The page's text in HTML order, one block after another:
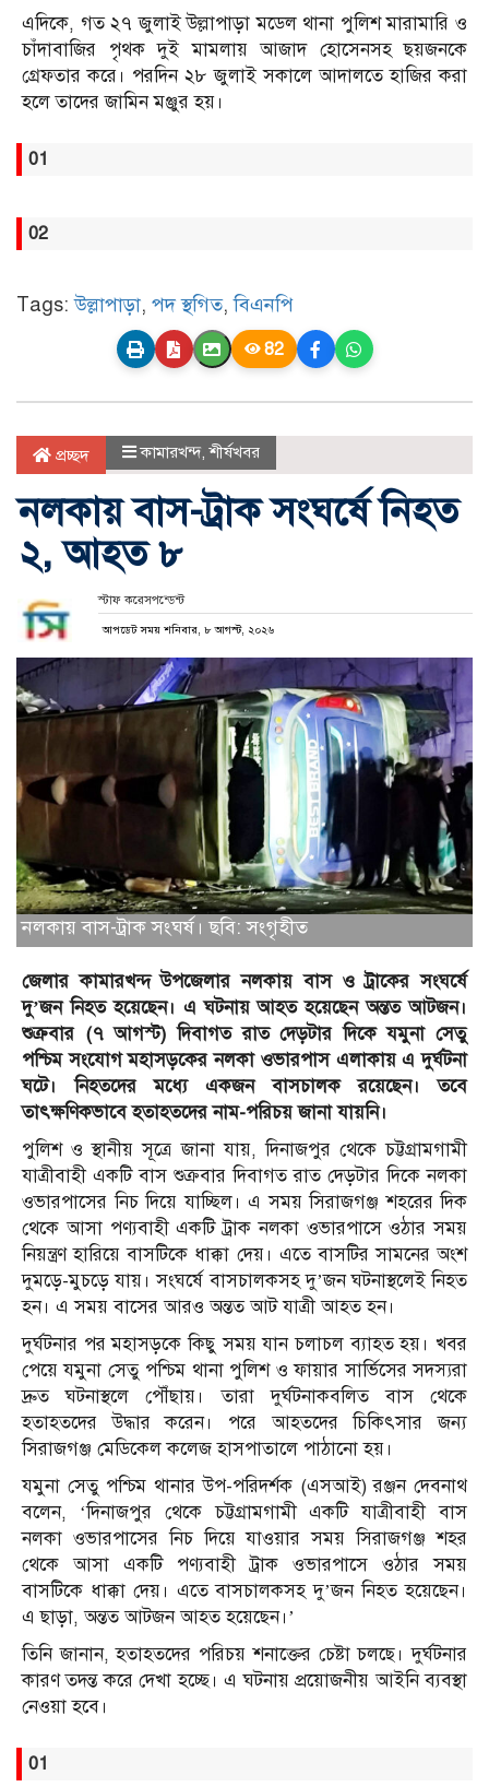
এদিকে, গত ২৭ জুলাই উল্লাপাড়া মডেল থানা পুলিশ মারামারি ও
চাঁদাবাজির পৃথক দুই মামলায় আজাদ হোসেনসহ ছয়জনকে
গ্রেফতার করে। পরদিন ২৮ জুলাই সকালে আদালতে হাজির করা
হলে তাদের জামিন মঞ্জুর হয়।
01
02
Tags:উল্লাপাড়া, পদ স্থগিত,বিএনপি
82
প্রচ্ছদ কামারখন্দ,শীর্ষখবর
নলকায় বাস-ট্রাক সংঘর্ষে নিহত
২, আহত ৮
স্টাফ করেসপন্ডেন্ট
আপডেট সময় শনিবার, ৮ আগস্ট, ২০২৬
নলকায় বাস-ট্রাক সংঘর্ষ। ছবি: সংগৃহীত
জেলার কামারখন্দ উপজেলার নলকায় বাস ও ট্রাকের সংঘর্ষে
দু’জন নিহত হয়েছেন। এ ঘটনায় আহত হয়েছেন অন্তত আটজন।
শুক্রবার (৭ আগস্ট) দিবাগত রাত দেড়টার দিকে যমুনা সেতু
পশ্চিম সংযোগ মহাসড়কের নলকা ওভারপাস এলাকায় এ দুর্ঘটনা
ঘটে।নিহতদের মধ্যে একজন বাসচালক রয়েছেন। তবে
তাৎক্ষণিকভাবে হতাহতদের নাম-পরিচয় জানা যায়নি।
পুলিশ ও স্থানীয় সূত্রে জানা যায়, দিনাজপুর থেকে চট্টগ্রামগামী
যাত্রীবাহী একটি বাস শুক্রবার দিবাগত রাত দেড়টার দিকে নলকা
ওভারপাসের নিচ দিয়ে যাচ্ছিল। এ সময় সিরাজগঞ্জ শহরের দিক
থেকে আসা পণ্যবাহী একটি ট্রাক নলকা ওভারপাসে ওঠার সময়
নিয়ন্ত্রণ হারিয়ে বাসটিকে ধাক্কা দেয়। এতে বাসটির সামনের অংশ
দুমড়ে-মুচড়ে যায়। সংঘর্ষে বাসচালকসহ দু’জন ঘটনাস্থলেই নিহত
হন। এ সময় বাসের আরও অন্তত আট যাত্রী আহত হন।
দুর্ঘটনার পর মহাসড়কে কিছু সময় যান চলাচল ব্যাহত হয়। খবর
পেয়ে যমুনা সেতু পশ্চিম থানা পুলিশ ও ফায়ার সার্ভিসের সদস্যরা
দ্রুত ঘটনাস্থলে পৌঁছায়। তারা দুর্ঘটনাকবলিত বাস থেকে
হতাহতদের উদ্ধার করেন। পরে আহতদের চিকিৎসার জন্য
সিরাজগঞ্জ মেডিকেল কলেজ হাসপাতালে পাঠানো হয়।
যমুনা সেতু পশ্চিম থানার উপ-পরিদর্শক (এসআই) রঞ্জন দেবনাথ
বলেন, ‘দিনাজপুর থেকে চট্টগ্রামগামী একটি যাত্রীবাহী বাস
নলকা ওভারপাসের নিচ দিয়ে যাওয়ার সময় সিরাজগঞ্জ শহর
থেকে আসা একটি পণ্যবাহী ট্রাক ওভারপাসে ওঠার সময়
বাসটিকে ধাক্কা দেয়। এতে বাসচালকসহ দু’জন নিহত হয়েছেন।
এ ছাড়া, অন্তত আটজন আহত হয়েছেন।’
তিনি জানান, হতাহতদের পরিচয় শনাক্তের চেষ্টা চলছে। দুর্ঘটনার
কারণ তদন্ত করে দেখা হচ্ছে। এ ঘটনায় প্রয়োজনীয় আইনি ব্যবস্থা
নেওয়া হবে।
01